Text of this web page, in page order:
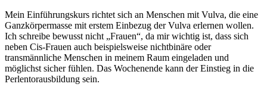
Mein Einführungskurs richtet sich an Menschen mit Vulva, die eine
Ganzkörpermasse mit erstem Einbezug der Vulva erlernen wollen.
Ich schreibe bewusst nicht „Frauen“, da mir wichtig ist, dass sich
neben Cis-Frauen auch beispielsweise nichtbinäre oder
transmännliche Menschen in meinem Raum eingeladen und
möglichst sicher fühlen. Das Wochenende kann der Einstieg in die
Perlentorausbildung sein.